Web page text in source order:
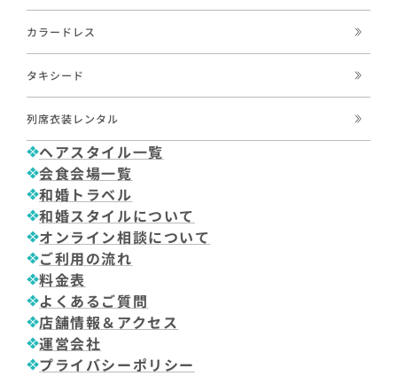
カラードレス
タキシード
列席衣装レンタル
ヘアスタイル一覧
会食会場一覧
和婚トラベル
和婚スタイルについて
オンライン相談について
ご利用の流れ
料金表
よくあるご質問
店舗情報＆アクセス
運営会社
プライバシーポリシー